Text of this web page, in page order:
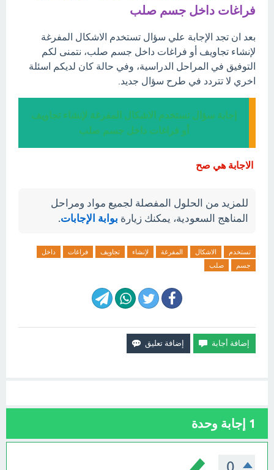
فراغات داخل جسم صلب
بعد ان تجد الإجابة علي سؤال تستخدم الاشكال المفرغة
لإنشاء تجاويف أو فراغات داخل جسم صلب، نتمنى لكم
التوفيق في المراحل الدراسية، وفي حالة كان لديكم اسئلة
اخري لا تتردد في طرح سؤال جديد.
إجابة سؤال تستخدم الاشكال المفرغة لإنشاء تجاويف
أو فراغات داخل جسم صلب
الاجابة هي صح
للمزيد من الحلول المفصلة لجميع مواد ومراحل
المناهج السعودية، يمكنك زيارة بوابة الإجابات.
تستخدم الاشكال المفرغة لإنشاء تجاويف فراغات
داخل
جسم
صلب
1 إجابة وحدة